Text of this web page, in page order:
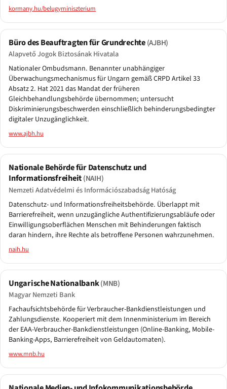
kormany.hu/belugyminiszterium
Büro des Beauftragten für Grundrechte(AJBH)
Alapvető Jogok Biztosának Hivatala
Nationaler Ombudsmann. Benannter unabhängiger
Überwachungsmechanismus für Ungarn gemäß CRPD Artikel 33
Absatz 2. Hat 2021 das Mandat der früheren
Gleichbehandlungsbehörde übernommen; untersucht
Diskriminierungsbeschwerden einschließlich behinderungsbedingter
digitaler Unzugänglichkeit.
www.ajbh.hu
Nationale Behörde für Datenschutz und
Informationsfreiheit(NAIH)
Nemzeti Adatvédelmi és Információszabadság Hatóság
Datenschutz- und Informationsfreiheitsbehörde. Überlappt mit
Barrierefreiheit, wenn unzugängliche Authentifizierungsabläufe oder
Einwilligungsoberflächen Menschen mit Behinderungen faktisch
daran hindern, ihre Rechte als betroffene Personen wahrzunehmen.
naih.hu
Ungarische Nationalbank(MNB)
Magyar Nemzeti Bank
Fachaufsichtsbehörde für Verbraucher-Bankdienstleistungen und
Zahlungsdienste. Kooperiert mit dem Innenministerium im Bereich
der EAA-Verbraucher-Bankdienstleistungen (Online-Banking, Mobile-
Banking-Apps, Barrierefreiheit von Geldautomaten).
www.mnb.hu